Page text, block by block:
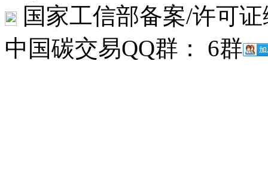
国家工信部备案/许可
中国碳交易QQ群： 6群